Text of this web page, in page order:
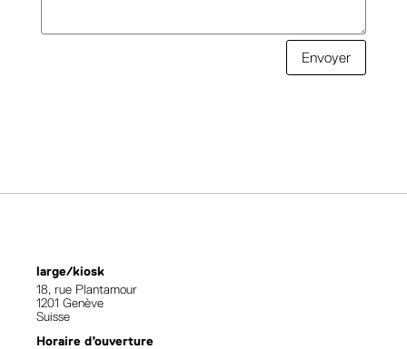
Envoyer
large/kiosk
18, rue Plantamour
1201 Genève
Suisse
Horaire d’ouverture